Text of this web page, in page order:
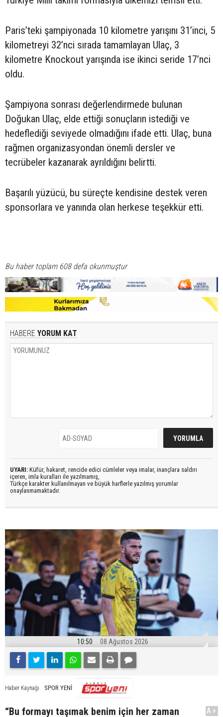
Paris’teki şampiyonada 10 kilometre yarışını 31’inci, 5
kilometreyi 32’nci sırada tamamlayan Ulaç, 3
kilometre Knockout yarışında ise ikinci seride 17’nci
oldu.
Şampiyona sonrası değerlendirmede bulunan
Doğukan Ulaç, elde ettiği sonuçların istediği ve
hedeflediği seviyede olmadığını ifade etti. Ulaç, buna
rağmen organizasyondan önemli dersler ve
tecrübeler kazanarak ayrıldığını belirtti.
Başarılı yüzücü, bu süreçte kendisine destek veren
sponsorlara ve yanında olan herkese teşekkür etti.
Bu haber toplam 608 defa okunmuştur
HABERE YORUM KAT
UYARI: Küfür, hakaret, rencide edici cümleler veya imalar, inançlara saldırı
içeren, imla kuralları ile yazılmamış,
Türkçe karakter kullanılmayan ve büyük harflerle yazılmış yorumlar
onaylanmamaktadır.
10:50 08 Ağustos 2026
Haber Kaynağı SPOR YENİ
“Bu formayı taşımak benim için her zaman A+